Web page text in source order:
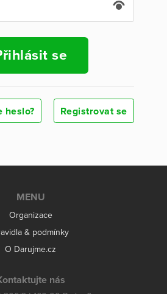
se
heslo? Registrovat se
MENU
Organizace
& podmínky
O Darujme.cz
nás